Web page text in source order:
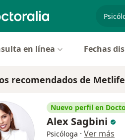
en línea Fechas
recomendados de
Nuevo perfil en
Alex Sagbini
Psicóloga · Ver más